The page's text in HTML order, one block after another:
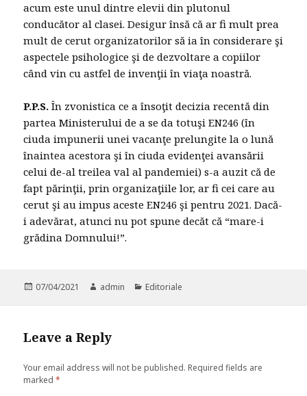
acum este unul dintre elevii din plutonul
conducător al clasei. Desigur însă că ar fi mult prea
mult de cerut organizatorilor să ia în considerare şi
aspectele psihologice şi de dezvoltare a copiilor
când vin cu astfel de invenţii în viaţa noastră.
P.P.S. În zvonistica ce a însoţit decizia recentă din
partea Ministerului de a se da totuşi EN246 (în
ciuda impunerii unei vacanţe prelungite la o lună
înaintea acestora şi în ciuda evidenţei avansării
celui de-al treilea val al pandemiei) s-a auzit că de
fapt părinţii, prin organizaţiile lor, ar fi cei care au
cerut şi au impus aceste EN246 şi pentru 2021. Dacă-
i adevărat, atunci nu pot spune decăt că “mare-i
grădina Domnului!”.
Posted
07/04/2021 Author
admin Categories
Editoriale
Leave a Reply
Your email address will not be published. Required fields are
marked*